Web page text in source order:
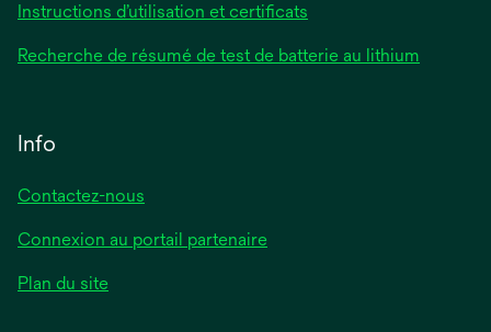
Instructions d’utilisation et certificats
Recherche de résumé de test de batterie au lithium
Info
Contactez-nous
Connexion au portail partenaire
Plan du site